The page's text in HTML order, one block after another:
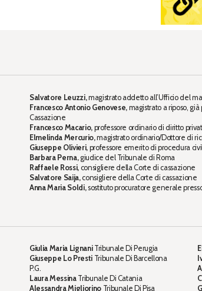
Salvatore Leuzzi,magistrato addetto all’Ufficio del
Francesco Antonio Genovese, magistrato a riposo,
Cassazione
Francesco Macario,professore ordinario di diritto
Elmelinda Mercurio,magistrato ordinario/Dottore di
Giuseppe Olivieri,professore emerito di procedura
Barbara Perna,giudice del Tribunale di Roma
Raffaele Rossi, consigliere della Corte di cassazione
Salvatore Saija,consigliere della Corte di cassazione
Anna Maria Soldi,sostituto procuratore generale
Giulia Maria LignaniTribunale Di Perugia
Giuseppe Lo PrestiTribunale Di Barcellona
P.G.
Laura MessinaTribunale Di Catania
Alessandra MigliorinoTribunale Di Pisa